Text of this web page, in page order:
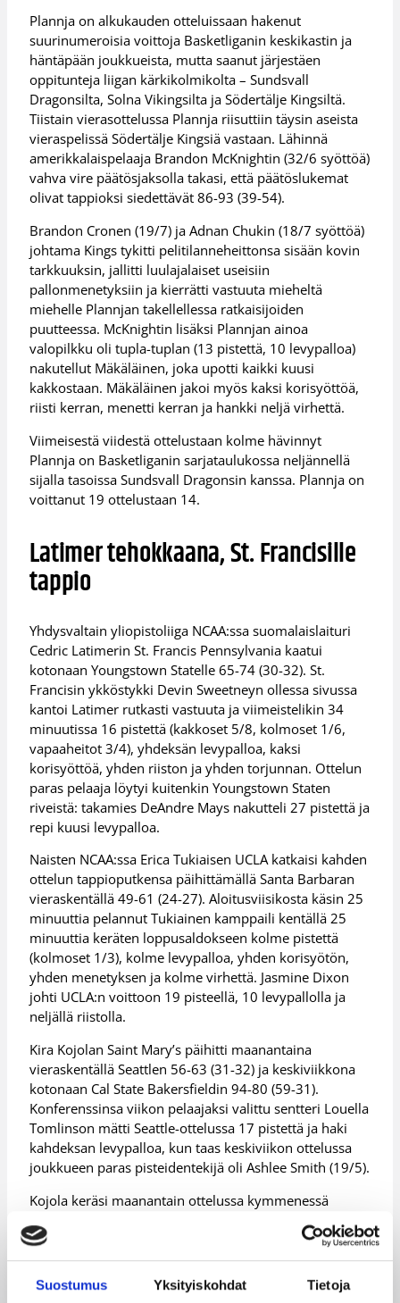
Suostumus Yksityiskohdat Tietoja
Plannja on alkukauden otteluissaan hakenut
suurinumeroisia voittoja Basketliganin keskikastin ja
häntäpään joukkueista, mutta saanut järjestäen
oppitunteja liigan kärkikolmikolta – Sundsvall
Dragonsilta, Solna Vikingsilta ja Södertälje Kingsiltä.
Tiistain vierasottelussa Plannja riisuttiin täysin aseista
vieraspelissä Södertälje Kingsiä vastaan. Lähinnä
amerikkalaispelaaja Brandon McKnightin (32/6 syöttöä)
vahva vire päätösjaksolla takasi, että päätöslukemat
olivat tappioksi siedettävät 86-93 (39-54).
Brandon Cronen (19/7) ja Adnan Chukin (18/7 syöttöä)
johtama Kings tykitti pelitilanneheittonsa sisään kovin
tarkkuuksin, jallitti luulajalaiset useisiin
pallonmenetyksiin ja kierrätti vastuuta mieheltä
miehelle Plannjan takellellessa ratkaisijoiden
puutteessa. McKnightin lisäksi Plannjan ainoa
valopilkku oli tupla-tuplan (13 pistettä, 10 levypalloa)
nakutellut Mäkäläinen, joka upotti kaikki kuusi
kakkostaan. Mäkäläinen jakoi myös kaksi korisyöttöä,
riisti kerran, menetti kerran ja hankki neljä virhettä.
Viimeisestä viidestä ottelustaan kolme hävinnyt
Plannja on Basketliganin sarjataulukossa neljännellä
sijalla tasoissa Sundsvall Dragonsin kanssa. Plannja on
voittanut 19 ottelustaan 14.
Latimer tehokkaana, St. Francisille
tappio
Yhdysvaltain yliopistoliiga NCAA:ssa suomalaislaituri
Cedric Latimerin St. Francis Pennsylvania kaatui
kotonaan Youngstown Statelle 65-74 (30-32). St.
Francisin ykköstykki Devin Sweetneyn ollessa sivussa
kantoi Latimer rutkasti vastuuta ja viimeistelikin 34
minuutissa 16 pistettä (kakkoset 5/8, kolmoset 1/6,
vapaaheitot 3/4), yhdeksän levypalloa, kaksi
korisyöttöä, yhden riiston ja yhden torjunnan. Ottelun
paras pelaaja löytyi kuitenkin Youngstown Staten
riveistä: takamies DeAndre Mays nakutteli 27 pistettä ja
repi kuusi levypalloa.
Naisten NCAA:ssa Erica Tukiaisen UCLA katkaisi kahden
ottelun tappioputkensa päihittämällä Santa Barbaran
vieraskentällä 49-61 (24-27). Aloitusviisikosta käsin 25
minuuttia pelannut Tukiainen kamppaili kentällä 25
minuuttia keräten loppusaldokseen kolme pistettä
(kolmoset 1/3), kolme levypalloa, yhden korisyötön,
yhden menetyksen ja kolme virhettä. Jasmine Dixon
johti UCLA:n voittoon 19 pisteellä, 10 levypallolla ja
neljällä riistolla.
Kira Kojolan Saint Mary’s päihitti maanantaina
vieraskentällä Seattlen 56-63 (31-32) ja keskiviikkona
kotonaan Cal State Bakersfieldin 94-80 (59-31).
Konferenssinsa viikon pelaajaksi valittu sentteri Louella
Tomlinson mätti Seattle-ottelussa 17 pistettä ja haki
kahdeksan levypalloa, kun taas keskiviikon ottelussa
joukkueen paras pisteidentekijä oli Ashlee Smith (19/5).
Kojola keräsi maanantain ottelussa kymmenessä
Keskiviikkona Kojola heitti 12 minuutissa kolme
pistettä (kolmoset 1/1) ja haki kaksi levypalloa.